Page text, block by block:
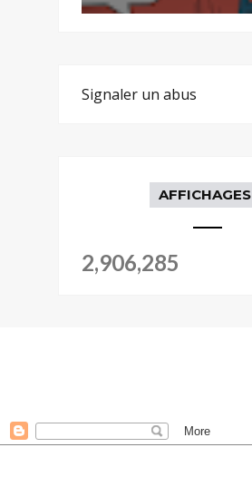
Signaler un abus
AFFICHAGES
2,906,285